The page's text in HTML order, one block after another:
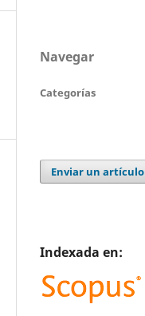
Navegar
Categorías
Enviar un artículo
Indexada en: